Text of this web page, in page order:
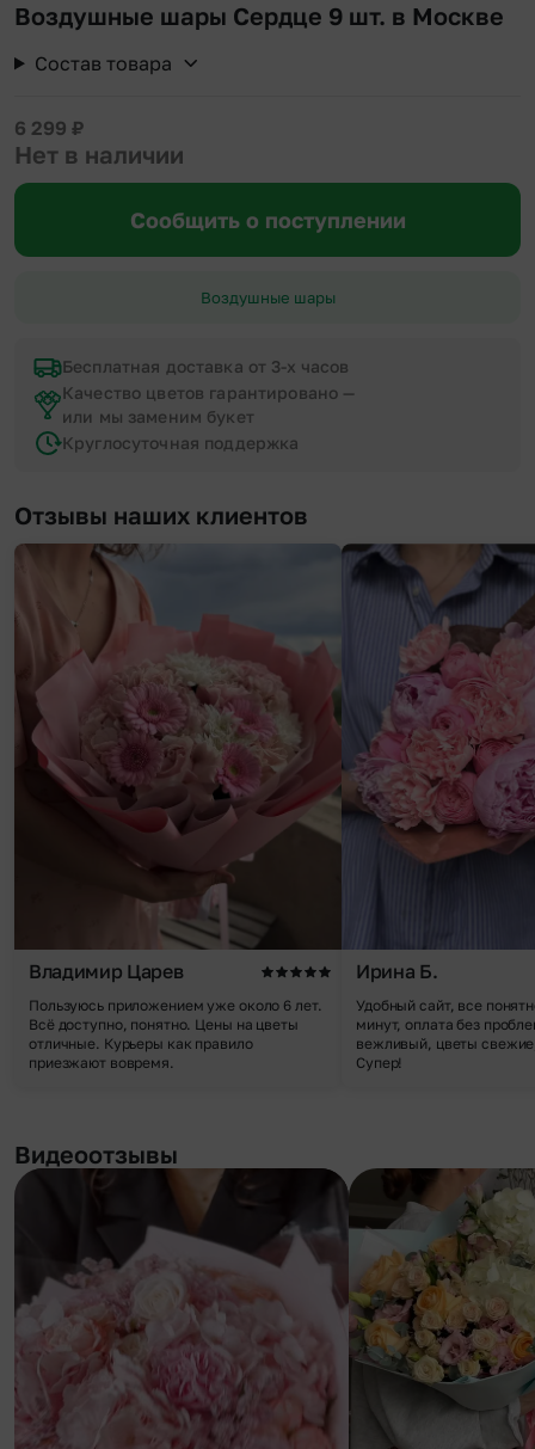
Воздушные шары Сердце 9 шт. в Москве
Состав товара
6 299 ₽
Нет в наличии
Сообщить о поступлении
Воздушные шары
Бесплатная доставка от 3-х часов
Качество цветов гарантировано —
или мы заменим букет
Круглосуточная поддержка
Отзывы наших клиентов
Владимир Царев
Пользуюсь приложением уже около 6 лет.
Всё доступно, понятно. Цены на цветы
отличные. Курьеры как правило
приезжают вовремя.
Ирина Б.
Удобный сайт, все
минут, оплата без
вежливый, цветы
Супер!
Видеоотзывы